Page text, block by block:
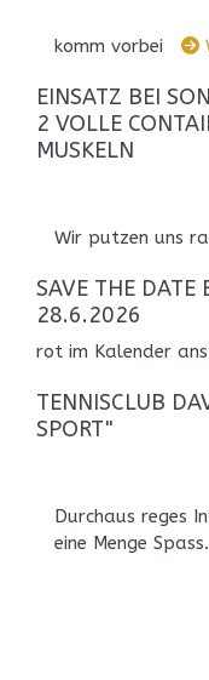
komm vorbei
EINSATZ BEI
2 VOLLE
MUSKELN
Wir putzen uns
SAVE THE DATE
28.6.2026
rot im Kalender
TENNISCLUB
SPORT"
Durchaus reges
eine Menge Spass.